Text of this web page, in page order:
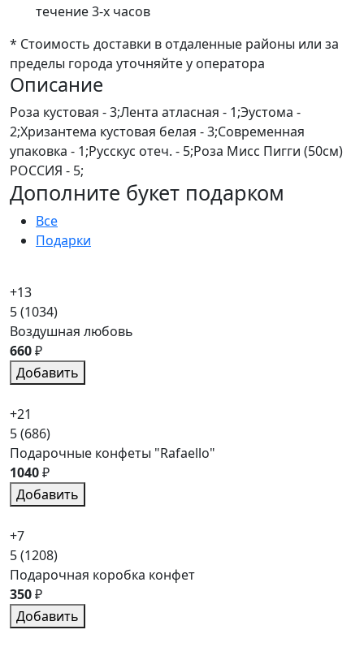
течение 3-х часов
* Стоимость доставки в отдаленные районы или за
пределы города уточняйте у оператора
Описание
Роза кустовая - 3;Лента атласная - 1;Эустома -
2;Хризантема кустовая белая - 3;Современная
упаковка - 1;Русскус отеч. - 5;Роза Мисс Пигги (50см)
РОССИЯ - 5;
Дополните букет подарком
Все
Подарки
+13
5(1034)
Воздушная любовь
660₽
Добавить
+21
5(686)
Подарочные конфеты "Rafaello"
1040₽
Добавить
+7
5(1208)
Подарочная коробка конфет
350₽
Добавить